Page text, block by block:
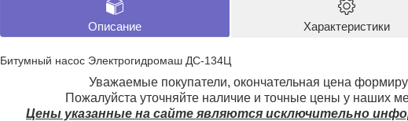
Описание Характеристики
Битумный насос Электрогидромаш ДС-134Ц
Уважаемые покупатели, окончательная цена
Пожалуйста уточняйте наличие и точные цены у наших
Цены указанные на сайте являются исключительно